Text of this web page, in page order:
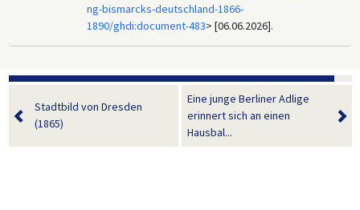
ng-bismarcks-deutschland-1866-
1890/ghdi:document-483> [06.06.2026].
Stadtbild von Dresden
(1865)
Eine junge Berliner Adlige
erinnert sich an einen
Hausbal...